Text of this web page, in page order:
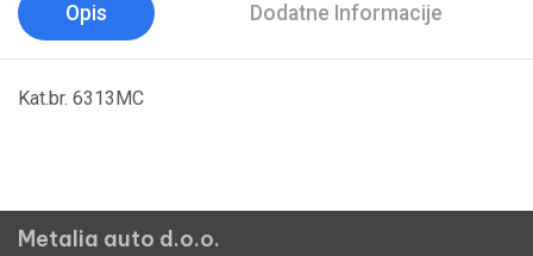
Opis Dodatne Informacije
Kat.br. 6313MC
Metalia auto d.o.o.